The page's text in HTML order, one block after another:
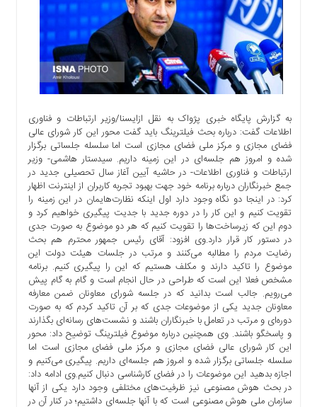
سیاسی
اقتصادی
ورزشی
فرهنگی
هنری
علمی
آموزشی
دسترسی
سریع
ارتباط
برگه
نمونه
تعرفه
درباره
اخبار
سایت
به گزارش پایگاه خبری پژواک به نقل ازایسنا/وزیر ارتباطات و فناوری
اطلاعات گفت: درباره بحث فیلترینگ باید گفت محور این کار شورای عالی
فضای مجازی و مرکز ملی فضای مجازی است اما سلسله جلساتی برگزار
شده و امروز هم جلسه‌ای در این زمینه داریم. سیدستار هاشمی- وزیر
ارتباطات و فناوری اطلاعات- در حاشیه آیین آغاز سال تحصیلی جدید در
جمع خبرنگاران درباره برنامه خود جهت بهبود تجربه کاربران از اینترنت اظهار
کرد: در اینجا دو نگاه وجود دارد اول اینکه نظارت‌هایمان در این زمینه را
تقویت کنیم و این کار را در دوره جدید با جدیت پیگیری خواهیم کرد و
دوم این که زیرساخت‌ها را تقویت کنیم که هر دو موضوع به صورت جدی
در دستور کار قرار دارد.وی افزود: آقای رئیس جمهور محترم هم بحث
رضایت مردم را مطالبه می‌کنند و مرتب در جلسات هیئت دولت این
موضوع را تاکید دارند و مکلف هستیم که این را پیگیری کنیم. برنامه
مشخص فعلا این است که طراحی در حال انجام است و گام به گام پیش
می‌رویم. جالب است بدانید که در جلسه شورای معاونان ضمن معارفه
معاونان جدید یکی از موضوعات جدی که بر آن تاکید کردم که به صورت
دوره‌ای و مرتب در تعامل با خبرنگاران باشند و نشست‌های رسانه‌ای بگذارند
و پاسخگو باشند. وی همچنین درباره موضوع فیلترینگ توضیح داد: محور
این کار شورای عالی فضای مجازی و مرکز ملی فضای مجازی است اما
سلسله جلساتی برگزار شده و امروز هم جلسه‌ای داریم. پیگیری می‌کنیم و
اجازه بدهید این موضوعات را در فضای کارشناسی دنبال کنیم.وی ادامه داد:
در بحث هوش مصنوعی نیز ظرفیت‌های مختلفی وجود دارد یکی از آنها
سازمان ملی هوش مصنوعی است که با آنها جلسه‌ای داشتیم؛ در کنار آن در